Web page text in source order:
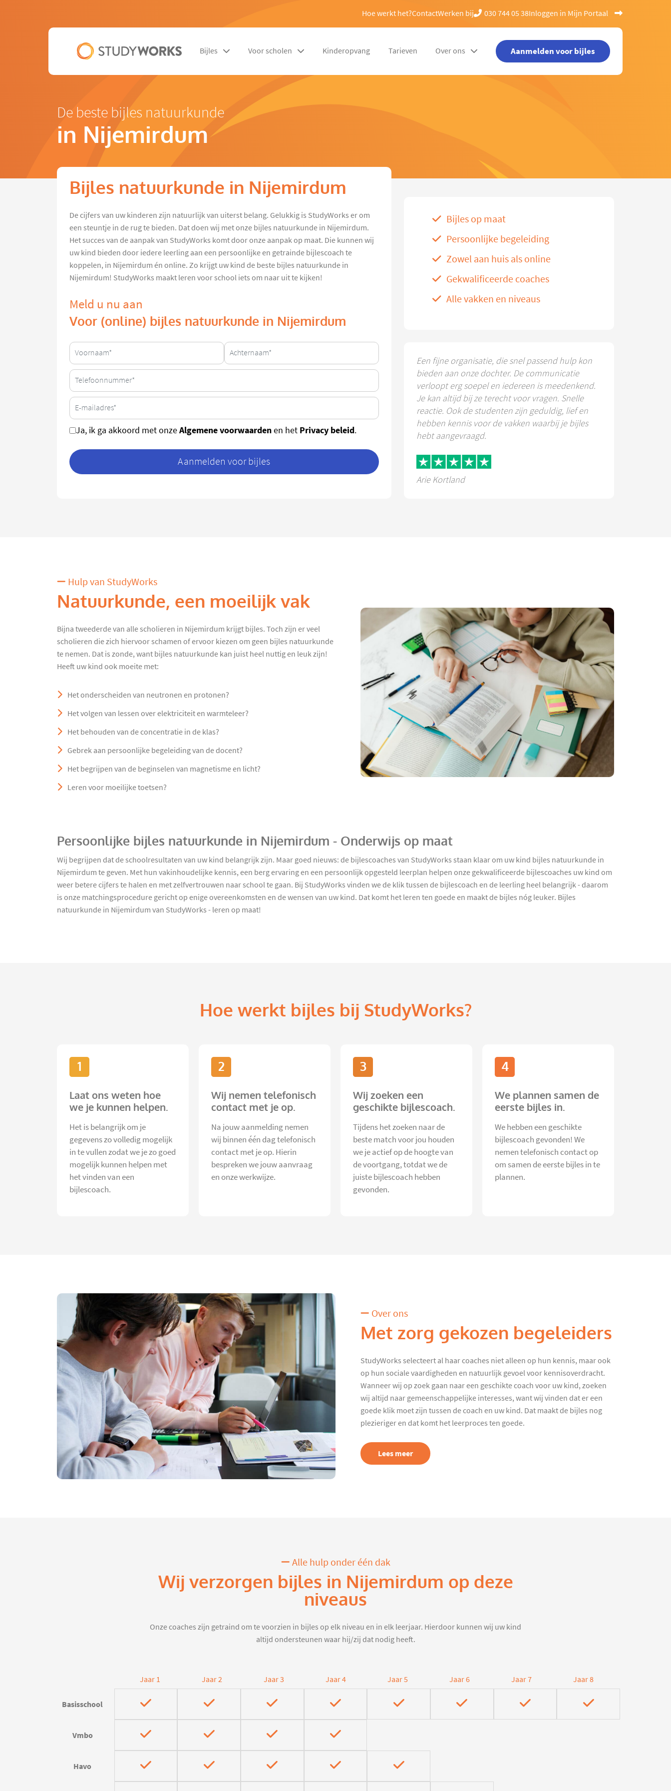
Hoe werkt het?ContactWerken bij 030 744 05 38Inloggen in Mijn Portaal
Bijles Voor scholen Kinderopvang Tarieven Over ons Aanmelden voor bijles
De beste bijles natuurkunde
in Nijemirdum
Bijles natuurkunde in Nijemirdum
De cijfers van uw kinderen zijn natuurlijk van uiterst belang. Gelukkig is StudyWorks er om
een steuntje in de rug te bieden. Dat doen wij met onze bijles natuurkunde in Nijemirdum.
Het succes van de aanpak van StudyWorks komt door onze aanpak op maat. Die kunnen wij
uw kind bieden door iedere leerling aan een persoonlijke en getrainde bijlescoach te
koppelen, in Nijemirdum én online. Zo krijgt uw kind de beste bijles natuurkunde in
Nijemirdum! StudyWorks maakt leren voor school iets om naar uit te kijken!
Meld u nu aan
Voor (online) bijles natuurkunde in Nijemirdum
Ja, ik ga akkoord met onzeAlgemene voorwaardenen het Privacy beleid.
Aanmelden voor bijles
Bijles op maat
Persoonlijke begeleiding
Zowel aan huis als online
Gekwalificeerde coaches
Alle vakken en niveaus
Een fijne organisatie, die snel passend hulp kon
bieden aan onze dochter. De communicatie
verloopt erg soepel en iedereen is meedenkend.
Je kan altijd bij ze terecht voor vragen. Snelle
reactie. Ook de studenten zijn geduldig, lief en
hebben kennis voor de vakken waarbij je bijles
hebt aangevraagd.
Arie Kortland
Hulp van StudyWorks
Natuurkunde, een moeilijk vak
Bijna tweederde van alle scholieren in Nijemirdum krijgt bijles. Toch zijn er veel
scholieren die zich hiervoor schamen of ervoor kiezen om geen bijles natuurkunde
te nemen. Dat is zonde, want bijles natuurkunde kan juist heel nuttig en leuk zijn!
Heeft uw kind ook moeite met:
Het onderscheiden van neutronen en protonen?
Het volgen van lessen over elektriciteit en warmteleer?
Het behouden van de concentratie in de klas?
Gebrek aan persoonlijke begeleiding van de docent?
Het begrijpen van de beginselen van magnetisme en licht?
Leren voor moeilijke toetsen?
Persoonlijke bijles natuurkunde in Nijemirdum - Onderwijs op maat
Wij begrijpen dat de schoolresultaten van uw kind belangrijk zijn. Maar goed nieuws: de bijlescoaches van StudyWorks staan klaar om uw kind bijles natuurkunde in
Nijemirdum te geven. Met hun vakinhoudelijke kennis, een berg ervaring en een persoonlijk opgesteld leerplan helpen onze gekwalificeerde bijlescoaches uw kind om
weer betere cijfers te halen en met zelfvertrouwen naar school te gaan. Bij StudyWorks vinden we de klik tussen de bijlescoach en de leerling heel belangrijk - daarom
is onze matchingsprocedure gericht op enige overeenkomsten en de wensen van uw kind. Dat komt het leren ten goede en maakt de bijles nóg leuker. Bijles
natuurkunde in Nijemirdum van StudyWorks - leren op maat!
Hoe werkt bijles bij StudyWorks?
1
Laat ons weten hoe
we je kunnen helpen.
Het is belangrijk om je
gegevens zo volledig mogelijk
in te vullen zodat we je zo goed
mogelijk kunnen helpen met
het vinden van een
bijlescoach.
2
Wij nemen telefonisch
contact met je op.
Na jouw aanmelding nemen
wij binnen één dag telefonisch
contact met je op. Hierin
bespreken we jouw aanvraag
en onze werkwijze.
3
Wij zoeken een
geschikte bijlescoach.
Tijdens het zoeken naar de
beste match voor jou houden
we je actief op de hoogte van
de voortgang, totdat we de
juiste bijlescoach hebben
gevonden.
4
We plannen samen de
eerste bijles in.
We hebben een geschikte
bijlescoach gevonden! We
nemen telefonisch contact op
om samen de eerste bijles in te
plannen.
Over ons
Met zorg gekozen begeleiders
StudyWorks selecteert al haar coaches niet alleen op hun kennis, maar ook
op hun sociale vaardigheden en natuurlijk gevoel voor kennisoverdracht.
Wanneer wij op zoek gaan naar een geschikte coach voor uw kind, zoeken
wij altijd naar gemeenschappelijke interesses, want wij vinden dat er een
goede klik moet zijn tussen de coach en uw kind. Dat maakt de bijles nog
plezieriger en dat komt het leerproces ten goede.
Lees meer
Alle hulp onder één dak
Wij verzorgen bijles in Nijemirdum op deze
niveaus
Onze coaches zijn getraind om te voorzien in bijles op elk niveau en in elk leerjaar. Hierdoor kunnen wij uw kind
altijd ondersteunen waar hij/zij dat nodig heeft.
Jaar 1 Jaar 2 Jaar 3 Jaar 4 Jaar 5 Jaar 6 Jaar 7 Jaar 8
Basisschool
Vmbo
Havo